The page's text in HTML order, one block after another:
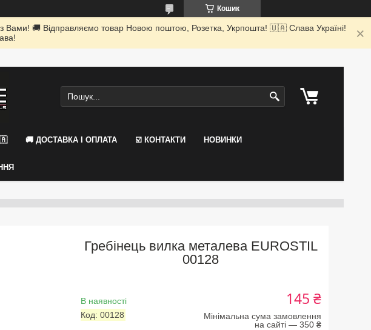
Кошик
🚚 Відправляємо товар Новою поштою, Розетка, Укрпошта! 🇺🇦 Слава Україні!
🚚 ДОСТАВКА І ОПЛАТА ☑️ КОНТАКТИ НОВИНКИ
Гребінець вилка металева EUROSTIL
00128
В наявності
Код: 00128
145 ₴
Мінімальна сума замовлення
на сайті — 350 ₴